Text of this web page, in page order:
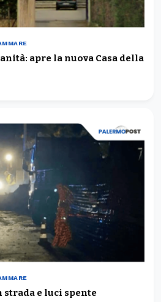
apre la nuova Casa della
strada e luci spente